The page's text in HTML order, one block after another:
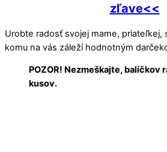
zľave<<
Urobte radosť svojej mame, priateľkej,
komu na vás záleží hodnotným
POZOR! Nezmeškajte, balíčkov
kusov.